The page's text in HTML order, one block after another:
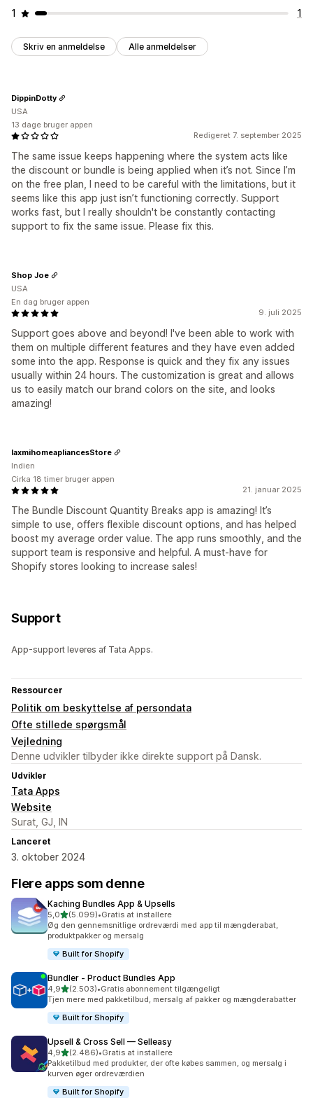
1 1
Skriv en anmeldelse Alle anmeldelser
Redigeret 7. september 2025
The same issue keeps happening where the system acts like
the discount or bundle is being applied when it’s not. Since I’m
on the free plan, I need to be careful with the limitations, but it
seems like this app just isn’t functioning correctly. Support
works fast, but I really shouldn't be constantly contacting
support to fix the same issue. Please fix this.
DippinDotty
USA
13 dage bruger appen
9. juli 2025
Support goes above and beyond! I've been able to work with
them on multiple different features and they have even added
some into the app. Response is quick and they fix any issues
usually within 24 hours. The customization is great and allows
us to easily match our brand colors on the site, and looks
amazing!
Shop Joe
USA
En dag bruger appen
21. januar 2025
The Bundle Discount Quantity Breaks app is amazing! It’s
simple to use, offers flexible discount options, and has helped
boost my average order value. The app runs smoothly, and the
support team is responsive and helpful. A must-have for
Shopify stores looking to increase sales!
laxmihomeapliancesStore
Indien
Cirka 18 timer bruger appen
Support
App-support leveres af Tata Apps.
Ressourcer
Politik om beskyttelse af persondata
Ofte stillede spørgsmål
Vejledning
Denne udvikler tilbyder ikke direkte support på Dansk.
Udvikler
Tata Apps
Website
Surat, GJ, IN
Lanceret
3. oktober 2024
Flere apps som denne
Kaching Bundles App & Upsells
5,0ud af 5 stjerner
(5.099)
5099 anmeldelser i alt
•Gratis at installere
Øg den gennemsnitlige ordreværdi med app til mængderabat,
produktpakker og mersalg
Built for Shopify
Bundler ‑ Product Bundles App
4,9ud af 5 stjerner
(2.503)
2503 anmeldelser i alt
•Gratis abonnement tilgængeligt
Tjen mere med pakketilbud, mersalg af pakker og mængderabatter
Built for Shopify
Upsell & Cross Sell — Selleasy
4,9ud af 5 stjerner
(2.486)
2486 anmeldelser i alt
•Gratis at installere
Pakketilbud med produkter, der ofte købes sammen, og mersalg i
kurven øger ordreværdien
Built for Shopify